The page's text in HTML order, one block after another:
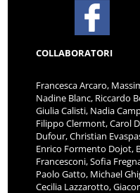
COLLABORATORI
Francesca Arcaro,
Nadine Blanc, Riccardo
Giulia Calisti, Nadia
Filippo Clermont, Carol
Dufour, Christian
Enrico Formento Dojot,
Francesconi, Sofia
Paolo Gatto, Michael
Cecilia Lazzarotto,